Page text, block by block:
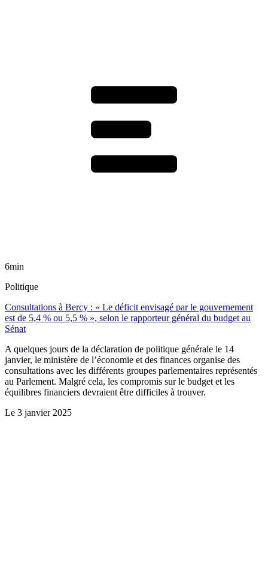
6min
Politique
Consultations à Bercy : « Le déficit envisagé par le gouvernement
est de 5,4 % ou 5,5 % », selon le rapporteur général du budget au
Sénat
A quelques jours de la déclaration de politique générale le 14
janvier, le ministère de l’économie et des finances organise des
consultations avec les différents groupes parlementaires représentés
au Parlement. Malgré cela, les compromis sur le budget et les
équilibres financiers devraient être difficiles à trouver.
Le 3 janvier 2025